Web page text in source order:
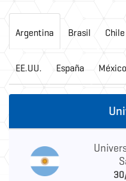
Argentina Brasil Chile
EE.UU. España México